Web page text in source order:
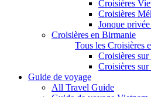
Croisières
Croisières
Jonque
Croisières en Birmanie
Tous les Croisières
Croisières
Croisières
Guide de voyage
All Travel Guide